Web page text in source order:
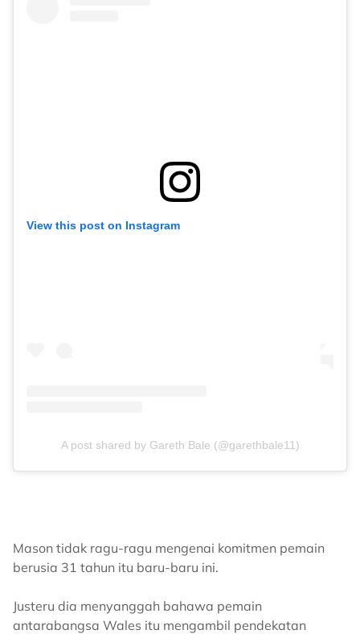
View this post on Instagram
A post shared by Gareth Bale (@garethbale11)
Mason tidak ragu-ragu mengenai komitmen pemain
berusia 31 tahun itu baru-baru ini.
Justeru dia menyanggah bahawa pemain
antarabangsa Wales itu mengambil pendekatan